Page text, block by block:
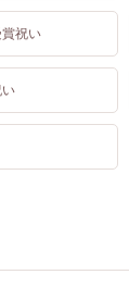
祝い
い